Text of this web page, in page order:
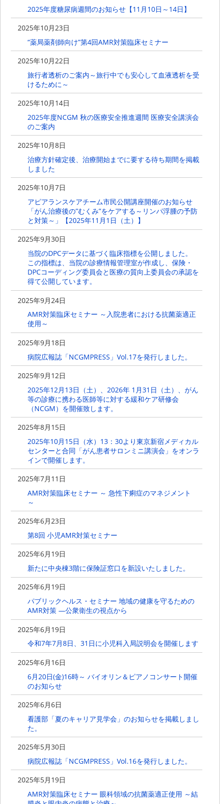
2025年度糖尿病週間のお知らせ【11月10日～14日】
2025年10月23日
“薬局薬剤師向け”第4回AMR対策臨床セミナー
2025年10月22日
旅行者透析のご案内～旅行中でも安心して血液透析を受
けるために～
2025年10月14日
2025年度NCGM 秋の医療安全推進週間 医療安全講演会
のご案内
2025年10月8日
治療方針確定後、治療開始までに要する待ち期間を掲載
しました
2025年10月7日
アピアランスケアチーム市民公開講座開催のお知らせ
「がん治療後の”むくみ”をケアする～リンパ浮腫の予防
と対策～」【2025年11月1日（土）】
2025年9月30日
当院のDPCデータに基づく臨床指標を公開しました。
この指標は、当院の診療情報管理室が作成し、保険・
DPCコーディング委員会と医療の質向上委員会の承認を
得て公開しています。
2025年9月24日
AMR対策臨床セミナー ～入院患者における抗菌薬適正
使用～
2025年9月18日
病院広報誌「NCGMPRESS」Vol.17を発行しました。
2025年9月12日
2025年12月13日（土）、2026年 1月31日（土）、がん
等の診療に携わる医師等に対する緩和ケア研修会
（NCGM）を開催致します。
2025年8月15日
2025年10月15日（水）13：30より東京新宿メディカル
センターと合同「がん患者サロンミニ講演会」をオンラ
インで開催します。
2025年7月11日
AMR対策臨床セミナー ～ 急性下痢症のマネジメント
～
2025年6月23日
第8回 ⼩児AMR対策セミナー
2025年6月19日
新たに中央棟3階に保険証窓口を新設いたしました。
2025年6月19日
パブリックヘルス・セミナー 地域の健康を守るための
AMR対策 ―公衆衛生の視点から
2025年6月19日
令和7年7月8日、31日に小児科入局説明会を開催します
2025年6月16日
6月20日(金)16時～ バイオリン＆ピアノコンサート開催
のお知らせ
2025年6月6日
看護部「夏のキャリア見学会」のお知らせを掲載しまし
た。
2025年5月30日
病院広報誌「NCGMPRESS」Vol.16を発行しました。
2025年5月19日
AMR対策臨床セミナー 眼科領域の抗菌薬適正使用 ～結